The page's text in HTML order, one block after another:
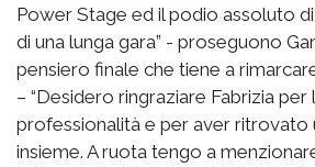
Power Stage ed il podio assoluto
di una lunga gara” - proseguono
pensiero finale che tiene a
– “Desidero ringraziare Fabrizia per
professionalità e per aver ritrovato
insieme. A ruota tengo a